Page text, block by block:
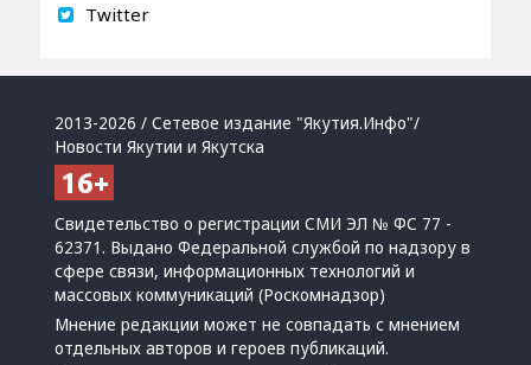
Twitter
2013-2026 / Сетевое издание "Якутия.Инфо"/
Новости Якутии и Якутска
Свидетельство о регистрации СМИ ЭЛ № ФС 77 -
62371. Выдано Федеральной службой по надзору в
сфере связи, информационных технологий и
массовых коммуникаций (Роскомнадзор)
Мнение редакции может не совпадать с мнением
отдельных авторов и героев публикаций.